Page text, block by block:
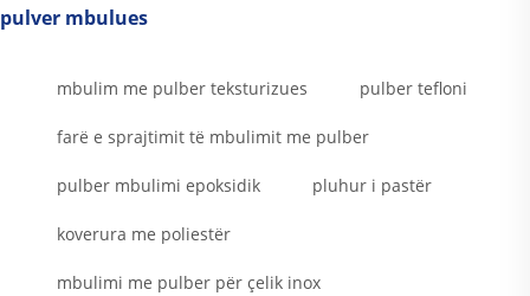
pulver mbulues
mbulim me pulber teksturizues pulber tefloni
farë e sprajtimit të mbulimit me pulber
pulber mbulimi epoksidik pluhur i pastër
koverura me poliestër
mbulimi me pulber për çelik inox